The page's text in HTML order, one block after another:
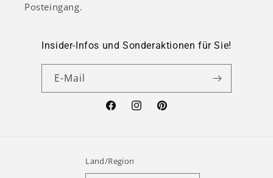
Posteingang.
Insider-Infos und Sonderaktionen für Sie!
E-Mail
FacebookInstagramPinterest
Land/Region